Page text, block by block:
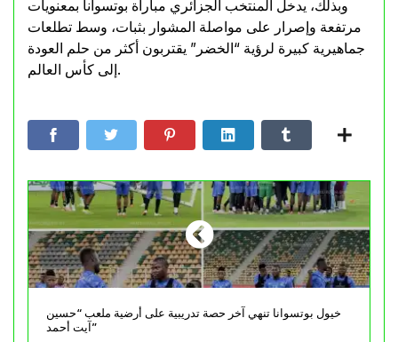
وبذلك، يدخل المنتخب الجزائري مباراة بوتسوانا بمعنويات
مرتفعة وإصرار على مواصلة المشوار بثبات، وسط تطلعات
جماهيرية كبيرة لرؤية “الخضر” يقتربون أكثر من حلم العودة
إلى كأس العالم.
خيول بوتسوانا تنهي آخر حصة تدريبية على أرضية ملعب “حسين
آيت أحمد”